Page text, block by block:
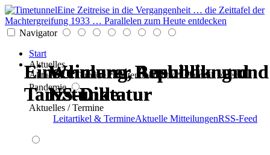
Eine Zeitreise in die Vergangenheit … die Zeittafel der
Machtergreifung 1933 … Parallelen zum Heute entdecken
Navigator
Start
Aktuelles
Aktuelles * Termine * Seitenüberblick * Chronik einer
Pandemie
Aktuelles / Termine
Leitartikel & TermineAktuelle MitteilungenRSS-Feed
Weimarer Republik und
NS-Diktatur
Einschulung, Ausbildung und
Tanzstunde
Weimarer Republik und
NS-Diktatur
Weimarer Republik und
NS-Diktatur
Einschulung, Ausbildung und
Tanzstunde
Weimarer Republik und
NS-Diktatur